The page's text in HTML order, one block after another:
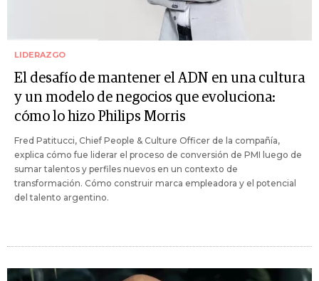
LIDERAZGO
El desafío de mantener el ADN en una cultura
y un modelo de negocios que evoluciona:
cómo lo hizo Philips Morris
Fred Patitucci, Chief People & Culture Officer de la compañía,
explica cómo fue liderar el proceso de conversión de PMI luego de
sumar talentos y perfiles nuevos en un contexto de
transformación. Cómo construir marca empleadora y el potencial
del talento argentino.